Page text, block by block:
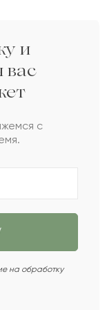
2022-02-14
и
вас
с
на обработку